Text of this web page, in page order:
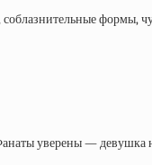
формы,
уверены — девушка